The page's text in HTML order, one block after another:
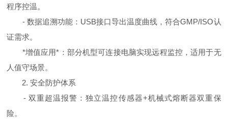
程序控温。
- 数据追溯功能：USB接口导出温度曲线，符合GMP/ISO认
证需求。
*增值应用*：部分机型可连接电脑实现远程监控，适用于无
人值守场景。
2. 安全防护体系
- 双重超温报警：独立温控传感器+机械式熔断器双重保
险。